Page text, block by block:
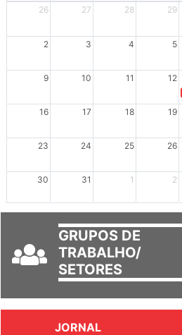
26
27 28 29
2 3 4 5
9 10 11 12
16 17 18 19
23 24 25 26
30 31 1 2
GRUPOS DE
TRABALHO/
SETORES
JORNAL